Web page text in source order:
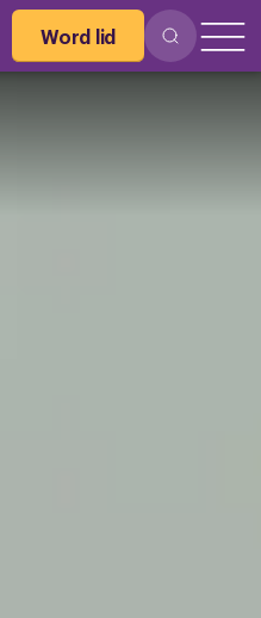
Word lid